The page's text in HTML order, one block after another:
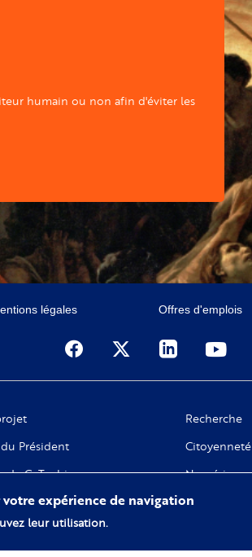
humain ou non afin d'éviter les
légales Offres d'emplois
Président
de C. Taubira
fondatrices
Recherche
Citoyenneté
Numérique
expérience de navigation
leur utilisation.